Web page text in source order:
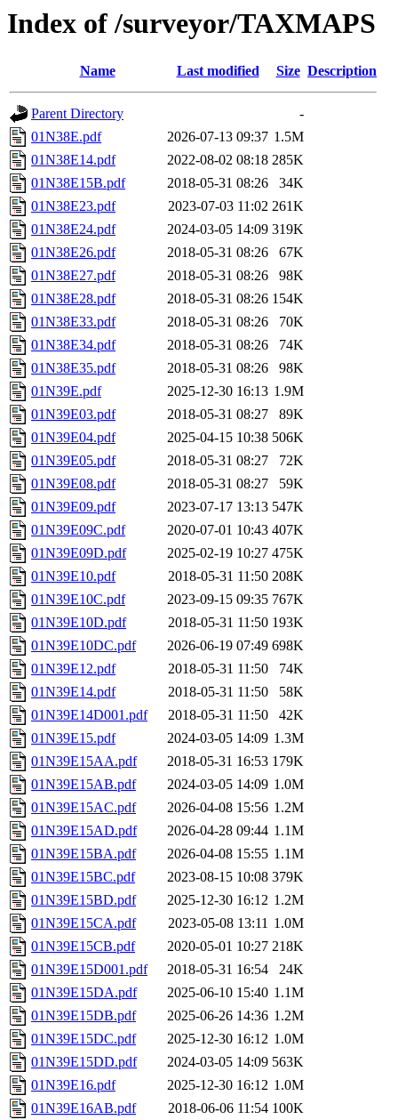
Index of /surveyor/TAXMAPS
Name Last modified Size Description
Parent Directory
-
01N38E.pdf
2026-07-13 09:37 1.5M
01N38E14.pdf
2022-08-02 08:18 285K
01N38E15B.pdf
2018-05-31 08:26
34K
01N38E23.pdf
2023-07-03 11:02 261K
01N38E24.pdf
2024-03-05 14:09 319K
01N38E26.pdf
2018-05-31 08:26
67K
01N38E27.pdf
2018-05-31 08:26
98K
01N38E28.pdf
2018-05-31 08:26 154K
01N38E33.pdf
2018-05-31 08:26
70K
01N38E34.pdf
2018-05-31 08:26
74K
01N38E35.pdf
2018-05-31 08:26
98K
01N39E.pdf
2025-12-30 16:13 1.9M
01N39E03.pdf
2018-05-31 08:27
89K
01N39E04.pdf
2025-04-15 10:38 506K
01N39E05.pdf
2018-05-31 08:27
72K
01N39E08.pdf
2018-05-31 08:27
59K
01N39E09.pdf
2023-07-17 13:13 547K
01N39E09C.pdf
2020-07-01 10:43 407K
01N39E09D.pdf
2025-02-19 10:27 475K
01N39E10.pdf
2018-05-31 11:50 208K
01N39E10C.pdf
2023-09-15 09:35 767K
01N39E10D.pdf
2018-05-31 11:50 193K
01N39E10DC.pdf
2026-06-19 07:49 698K
01N39E12.pdf
2018-05-31 11:50
74K
01N39E14.pdf
2018-05-31 11:50
58K
01N39E14D001.pdf
2018-05-31 11:50
42K
01N39E15.pdf
2024-03-05 14:09 1.3M
01N39E15AA.pdf
2018-05-31 16:53 179K
01N39E15AB.pdf
2024-03-05 14:09 1.0M
01N39E15AC.pdf
2026-04-08 15:56 1.2M
01N39E15AD.pdf
2026-04-28 09:44 1.1M
01N39E15BA.pdf
2026-04-08 15:55 1.1M
01N39E15BC.pdf
2023-08-15 10:08 379K
01N39E15BD.pdf
2025-12-30 16:12 1.2M
01N39E15CA.pdf
2023-05-08 13:11 1.0M
01N39E15CB.pdf
2020-05-01 10:27 218K
01N39E15D001.pdf
2018-05-31 16:54
24K
01N39E15DA.pdf
2025-06-10 15:40 1.1M
01N39E15DB.pdf
2025-06-26 14:36 1.2M
01N39E15DC.pdf
2025-12-30 16:12 1.0M
01N39E15DD.pdf
2024-03-05 14:09 563K
01N39E16.pdf
2025-12-30 16:12 1.0M
01N39E16AB.pdf
2018-06-06 11:54 100K